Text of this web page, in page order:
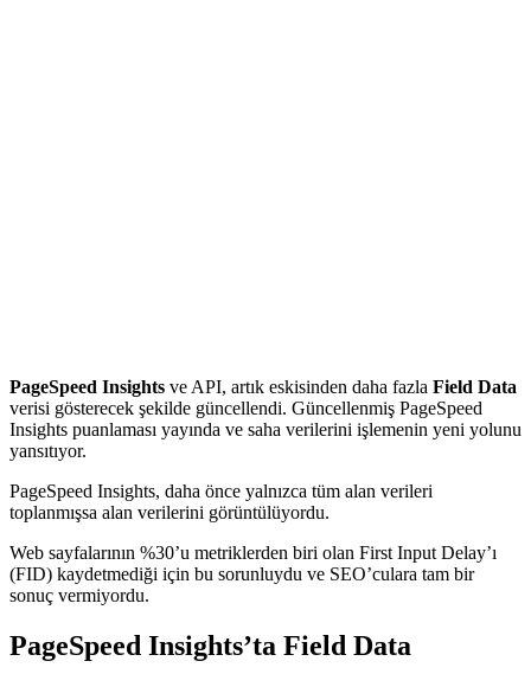
PageSpeed ​​Insights ve API, artık eskisinden daha fazla Field Data
verisi gösterecek şekilde güncellendi. Güncellenmiş PageSpeed ​​
Insights puanlaması yayında ve saha verilerini işlemenin yeni yolunu
yansıtıyor.
PageSpeed ​​Insights, daha önce yalnızca tüm alan verileri
toplanmışsa alan verilerini görüntülüyordu.
Web sayfalarının %30’u metriklerden biri olan First Input Delay’ı
(FID) kaydetmediği için bu sorunluydu ve SEO’culara tam bir
sonuç vermiyordu.
PageSpeed Insights’ta Field Data